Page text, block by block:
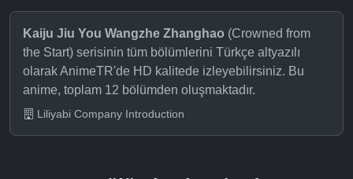
Kaiju Jiu You Wangzhe Zhanghao (Crowned from
the Start) serisinin tüm bölümlerini Türkçe altyazılı
olarak AnimeTR'de HD kalitede izleyebilirsiniz. Bu
anime, toplam 12 bölümden oluşmaktadır.
Liliyabi Company Introduction